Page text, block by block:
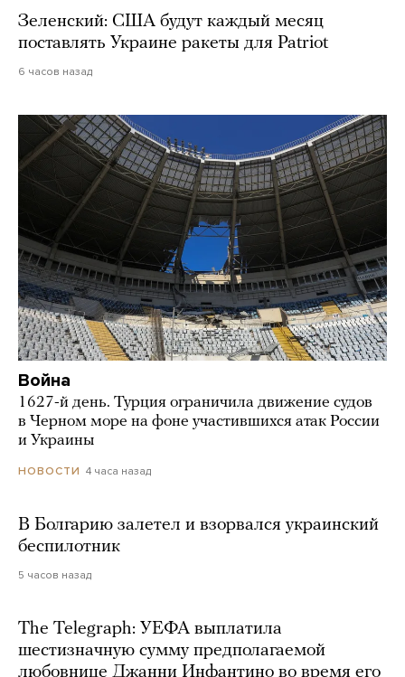
Зеленский: США будут каждый месяц
поставлять Украине ракеты для Patriot
6 часов назад
Война
1627-й день. Турция ограничила движение судов
в Черном море на фоне участившихся атак России
и Украины
НОВОСТИ 4 часа назад
В Болгарию залетел и взорвался украинский
беспилотник
5 часов назад
The Telegraph: УЕФА выплатила
шестизначную сумму предполагаемой
любовнице Джанни Инфантино во время его